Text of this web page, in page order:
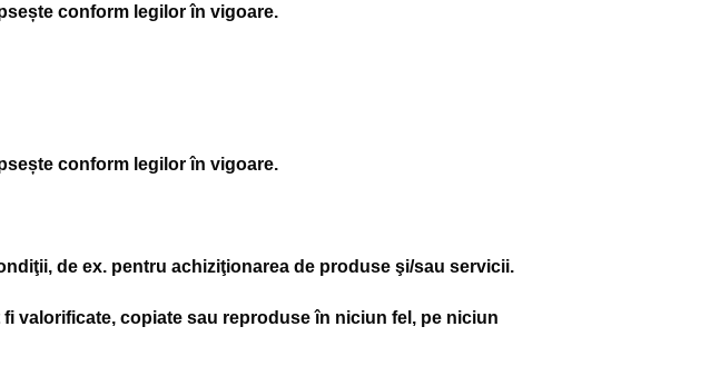
conform legilor în vigoare.
conform legilor în vigoare.
de ex. pentru achiziţionarea de produse şi/sau servicii.
valorificate, copiate sau reproduse în niciun fel, pe niciun